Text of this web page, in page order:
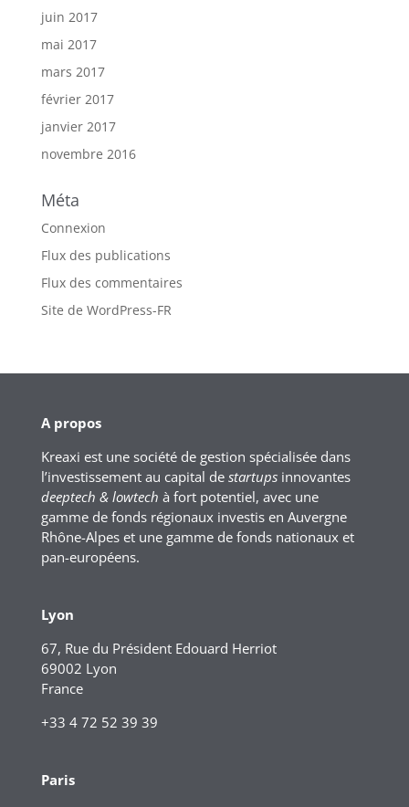
juin 2017
mai 2017
mars 2017
février 2017
janvier 2017
novembre 2016
Méta
Connexion
Flux des publications
Flux des commentaires
Site de WordPress-FR
A propos
Kreaxi est une société de gestion spécialisée dans
l’investissement au capital de startupsinnovantes
deeptech & lowtech à fort potentiel, avec une
gamme de fonds régionaux investis en Auvergne
Rhône-Alpes et une gamme de fonds nationaux et
pan-européens.
Lyon
67, Rue du Président Edouard Herriot
69002 Lyon
France
+33 4 72 52 39 39
Paris